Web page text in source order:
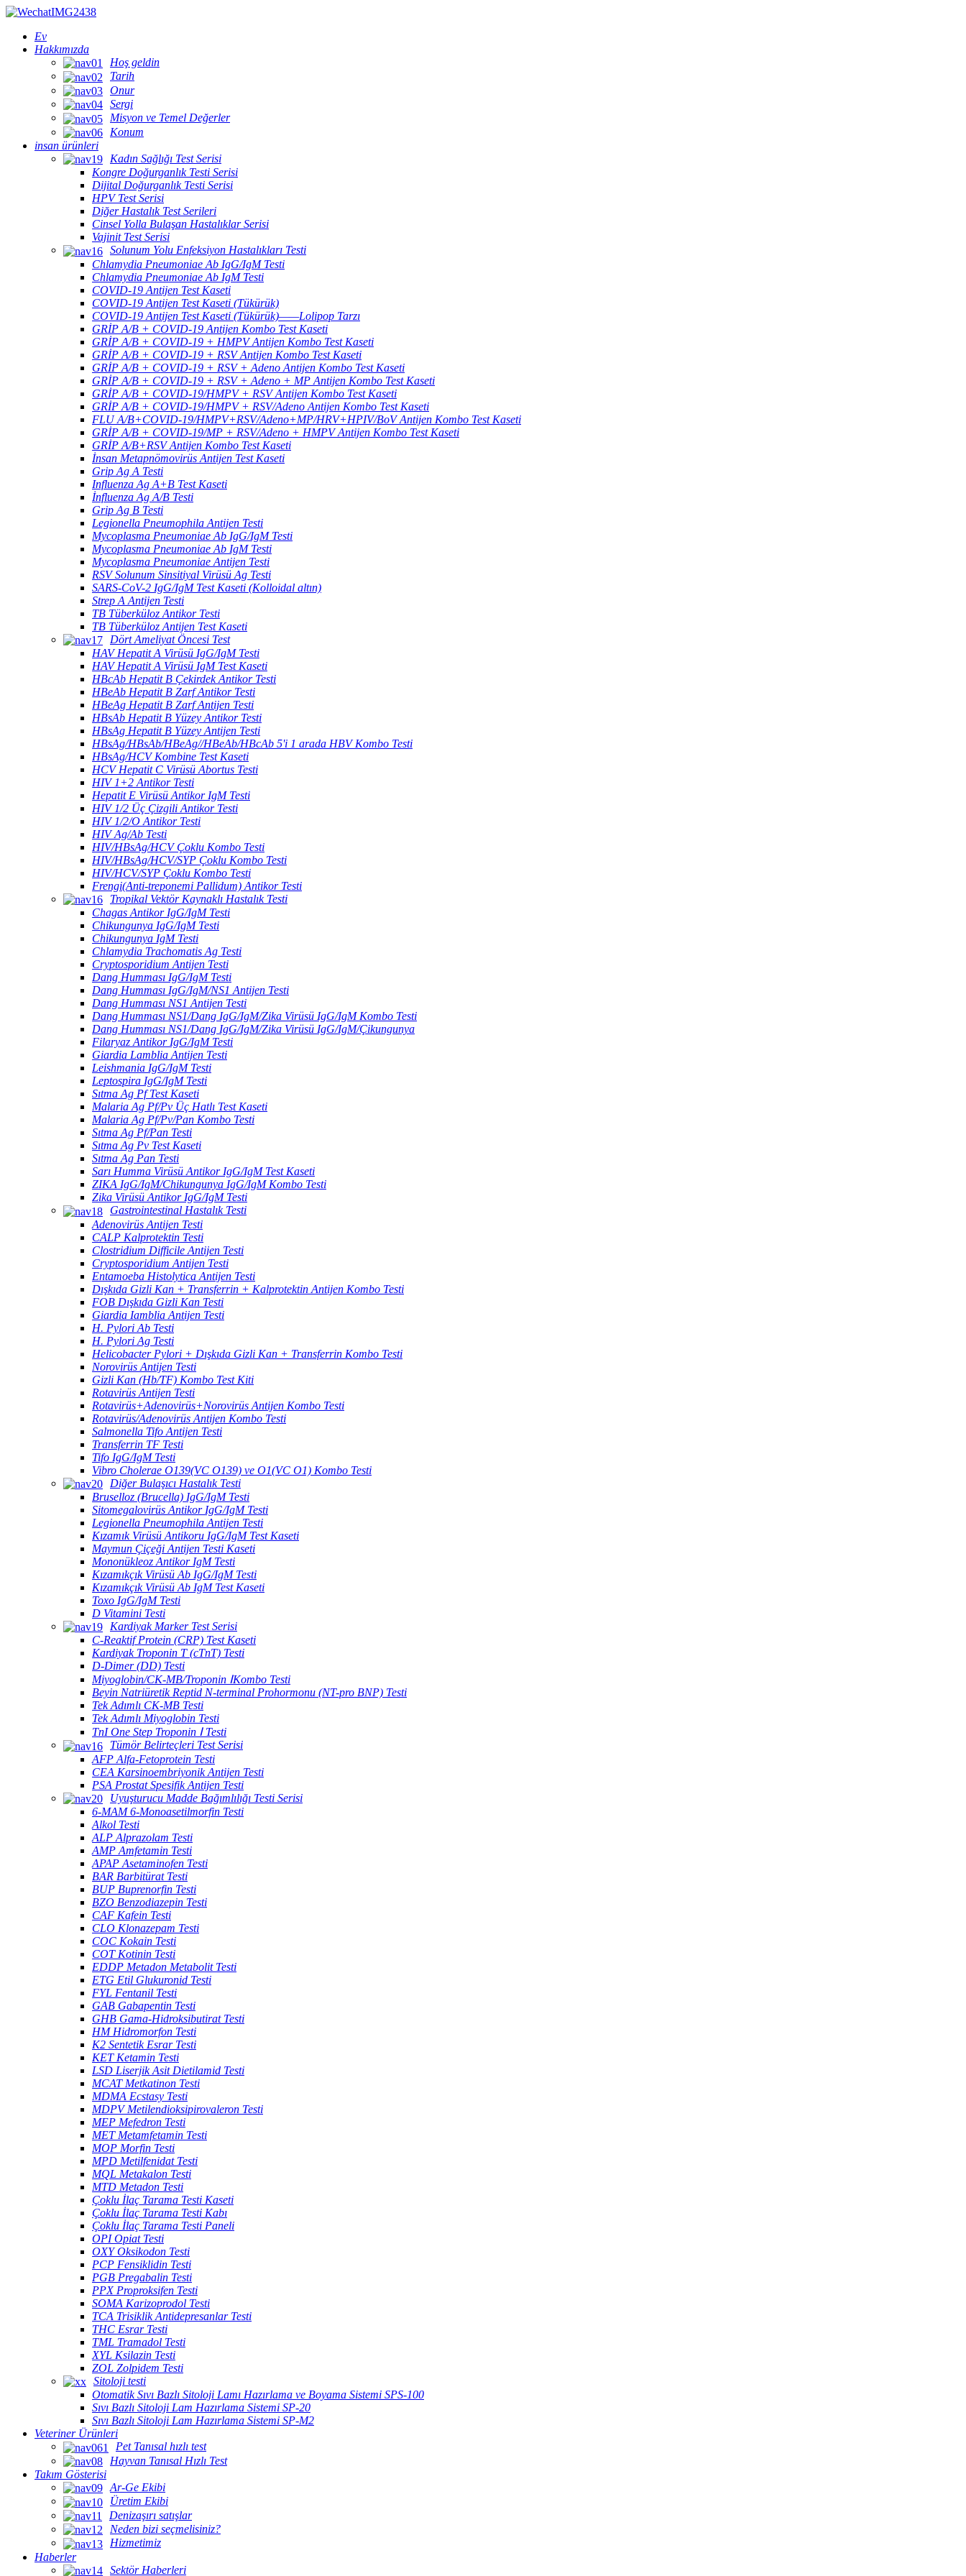
Ev
Hakkımızda
Hoş geldin
Tarih
Onur
Sergi
Misyon ve Temel Değerler
Konum
insan ürünleri
Kadın Sağlığı Test Serisi
Kongre Doğurganlık Testi Serisi
Dijital Doğurganlık Testi Serisi
HPV Test Serisi
Diğer Hastalık Test Serileri
Cinsel Yolla Bulaşan Hastalıklar Serisi
Vajinit Test Serisi
Solunum Yolu Enfeksiyon Hastalıkları Testi
Chlamydia Pneumoniae Ab IgG/IgM Testi
Chlamydia Pneumoniae Ab IgM Testi
COVID-19 Antijen Test Kaseti
COVID-19 Antijen Test Kaseti (Tükürük)
COVID-19 Antijen Test Kaseti (Tükürük)——Lolipop Tarzı
GRİP A/B + COVID-19 Antijen Kombo Test Kaseti
GRİP A/B + COVID-19 + HMPV Antijen Kombo Test Kaseti
GRİP A/B + COVID-19 + RSV Antijen Kombo Test Kaseti
GRİP A/B + COVID-19 + RSV + Adeno Antijen Kombo Test Kaseti
GRİP A/B + COVID-19 + RSV + Adeno + MP Antijen Kombo Test Kaseti
GRİP A/B + COVID-19/HMPV + RSV Antijen Kombo Test Kaseti
GRİP A/B + COVID-19/HMPV + RSV/Adeno Antijen Kombo Test Kaseti
FLU A/B+COVID-19/HMPV+RSV/Adeno+MP/HRV+HPIV/BoV Antijen Kombo Test Kaseti
GRİP A/B + COVID-19/MP + RSV/Adeno + HMPV Antijen Kombo Test Kaseti
GRİP A/B+RSV Antijen Kombo Test Kaseti
İnsan Metapnömovirüs Antijen Test Kaseti
Grip Ag A Testi
Influenza Ag A+B Test Kaseti
İnfluenza Ag A/B Testi
Grip Ag B Testi
Legionella Pneumophila Antijen Testi
Mycoplasma Pneumoniae Ab IgG/IgM Testi
Mycoplasma Pneumoniae Ab IgM Testi
Mycoplasma Pneumoniae Antijen Testi
RSV Solunum Sinsitiyal Virüsü Ag Testi
SARS-CoV-2 IgG/IgM Test Kaseti (Kolloidal altın)
Strep A Antijen Testi
TB Tüberküloz Antikor Testi
TB Tüberküloz Antijen Test Kaseti
Dört Ameliyat Öncesi Test
HAV Hepatit A Virüsü IgG/IgM Testi
HAV Hepatit A Virüsü IgM Test Kaseti
HBcAb Hepatit B Çekirdek Antikor Testi
HBeAb Hepatit B Zarf Antikor Testi
HBeAg Hepatit B Zarf Antijen Testi
HBsAb Hepatit B Yüzey Antikor Testi
HBsAg Hepatit B Yüzey Antijen Testi
HBsAg/HBsAb/HBeAg//HBeAb/HBcAb 5'i 1 arada HBV Kombo Testi
HBsAg/HCV Kombine Test Kaseti
HCV Hepatit C Virüsü Abortus Testi
HIV 1+2 Antikor Testi
Hepatit E Virüsü Antikor IgM Testi
HIV 1/2 Üç Çizgili Antikor Testi
HIV 1/2/O Antikor Testi
HIV Ag/Ab Testi
HIV/HBsAg/HCV Çoklu Kombo Testi
HIV/HBsAg/HCV/SYP Çoklu Kombo Testi
HIV/HCV/SYP Çoklu Kombo Testi
Frengi(Anti-treponemi Pallidum) Antikor Testi
Tropikal Vektör Kaynaklı Hastalık Testi
Chagas Antikor IgG/IgM Testi
Chikungunya IgG/IgM Testi
Chikungunya IgM Testi
Chlamydia Trachomatis Ag Testi
Cryptosporidium Antijen Testi
Dang Humması IgG/IgM Testi
Dang Humması IgG/IgM/NS1 Antijen Testi
Dang Humması NS1 Antijen Testi
Dang Humması NS1/Dang IgG/IgM/Zika Virüsü IgG/IgM Kombo Testi
Dang Humması NS1/Dang IgG/IgM/Zika Virüsü IgG/IgM/Çikungunya
Filaryaz Antikor IgG/IgM Testi
Giardia Lamblia Antijen Testi
Leishmania IgG/IgM Testi
Leptospira IgG/IgM Testi
Sıtma Ag Pf Test Kaseti
Malaria Ag Pf/Pv Üç Hatlı Test Kaseti
Malaria Ag Pf/Pv/Pan Kombo Testi
Sıtma Ag Pf/Pan Testi
Sıtma Ag Pv Test Kaseti
Sıtma Ag Pan Testi
Sarı Humma Virüsü Antikor IgG/IgM Test Kaseti
ZIKA IgG/IgM/Chikungunya IgG/IgM Kombo Testi
Zika Virüsü Antikor IgG/IgM Testi
Gastrointestinal Hastalık Testi
Adenovirüs Antijen Testi
CALP Kalprotektin Testi
Clostridium Difficile Antijen Testi
Cryptosporidium Antijen Testi
Entamoeba Histolytica Antijen Testi
Dışkıda Gizli Kan + Transferrin + Kalprotektin Antijen Kombo Testi
FOB Dışkıda Gizli Kan Testi
Giardia Iamblia Antijen Testi
H. Pylori Ab Testi
H. Pylori Ag Testi
Helicobacter Pylori + Dışkıda Gizli Kan + Transferrin Kombo Testi
Norovirüs Antijen Testi
Gizli Kan (Hb/TF) Kombo Test Kiti
Rotavirüs Antijen Testi
Rotavirüs+Adenovirüs+Norovirüs Antijen Kombo Testi
Rotavirüs/Adenovirüs Antijen Kombo Testi
Salmonella Tifo Antijen Testi
Transferrin TF Testi
Tifo IgG/IgM Testi
Vibro Cholerae O139(VC O139) ve O1(VC O1) Kombo Testi
Diğer Bulaşıcı Hastalık Testi
Bruselloz (Brucella) IgG/IgM Testi
Sitomegalovirüs Antikor IgG/IgM Testi
Legionella Pneumophila Antijen Testi
Kızamık Virüsü Antikoru IgG/IgM Test Kaseti
Maymun Çiçeği Antijen Testi Kaseti
Mononükleoz Antikor IgM Testi
Kızamıkçık Virüsü Ab IgG/IgM Testi
Kızamıkçık Virüsü Ab IgM Test Kaseti
Toxo IgG/IgM Testi
D Vitamini Testi
Kardiyak Marker Test Serisi
C-Reaktif Protein (CRP) Test Kaseti
Kardiyak Troponin T (cTnT) Testi
D-Dimer (DD) Testi
Miyoglobin/CK-MB/Troponin ⅠKombo Testi
Beyin Natriüretik Reptid N-terminal Prohormonu (NT-pro BNP) Testi
Tek Adımlı CK-MB Testi
Tek Adımlı Miyoglobin Testi
TnI One Step Troponin Ⅰ Testi
Tümör Belirteçleri Test Serisi
AFP Alfa-Fetoprotein Testi
CEA Karsinoembriyonik Antijen Testi
PSA Prostat Spesifik Antijen Testi
Uyuşturucu Madde Bağımlılığı Testi Serisi
6-MAM 6-Monoasetilmorfin Testi
Alkol Testi
ALP Alprazolam Testi
AMP Amfetamin Testi
APAP Asetaminofen Testi
BAR Barbitürat Testi
BUP Buprenorfin Testi
BZO Benzodiazepin Testi
CAF Kafein Testi
CLO Klonazepam Testi
COC Kokain Testi
COT Kotinin Testi
EDDP Metadon Metabolit Testi
ETG Etil Glukuronid Testi
FYL Fentanil Testi
GAB Gabapentin Testi
GHB Gama-Hidroksibutirat Testi
HM Hidromorfon Testi
K2 Sentetik Esrar Testi
KET Ketamin Testi
LSD Liserjik Asit Dietilamid Testi
MCAT Metkatinon Testi
MDMA Ecstasy Testi
MDPV Metilendioksipirovaleron Testi
MEP Mefedron Testi
MET Metamfetamin Testi
MOP Morfin Testi
MPD Metilfenidat Testi
MQL Metakalon Testi
MTD Metadon Testi
Çoklu İlaç Tarama Testi Kaseti
Çoklu İlaç Tarama Testi Kabı
Çoklu İlaç Tarama Testi Paneli
OPI Opiat Testi
OXY Oksikodon Testi
PCP Fensiklidin Testi
PGB Pregabalin Testi
PPX Proproksifen Testi
SOMA Karizoprodol Testi
TCA Trisiklik Antidepresanlar Testi
THC Esrar Testi
TML Tramadol Testi
XYL Ksilazin Testi
ZOL Zolpidem Testi
Sitoloji testi
Otomatik Sıvı Bazlı Sitoloji Lamı Hazırlama ve Boyama Sistemi SPS-100
Sıvı Bazlı Sitoloji Lam Hazırlama Sistemi SP-20
Sıvı Bazlı Sitoloji Lam Hazırlama Sistemi SP-M2
Veteriner Ürünleri
Pet Tanısal hızlı test
Hayvan Tanısal Hızlı Test
Takım Gösterisi
Ar-Ge Ekibi
Üretim Ekibi
Denizaşırı satışlar
Neden bizi seçmelisiniz?
Hizmetimiz
Haberler
Sektör Haberleri